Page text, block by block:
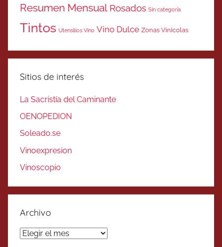
Resumen Mensual Rosados Sin categoría
Tintos Utensilios Vino Vino Dulce Zonas Vinicolas
Sitios de interés
La Sacristía del Caminante
OENOPEDION
Soleado.se
Vinoexpresion
Vinoscopio
Archivo
Archivo